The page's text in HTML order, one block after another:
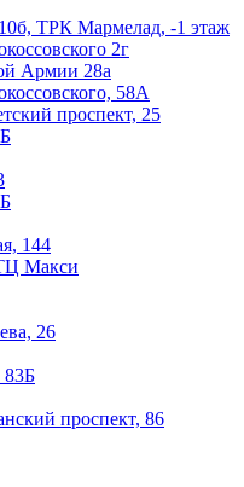
ТРК Мармелад, -1 этаж
2г
Армии 28а
58А
проспект, 25
144
Макси
26
83Б
проспект, 86